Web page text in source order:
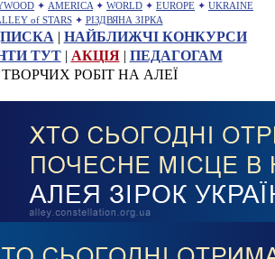
✦ AMERICA ✦ WORLD ✦ EUROPE ✦ UKRAINE
of STARS ✦ РІЗДВЯНА ЗІРКА
| НАЙБЛИЖЧІ КОНКУРСИ
ТУТ| АКЦІЯ| ПЕДАГОГАМ
РОБІТ НА АЛЕЇ